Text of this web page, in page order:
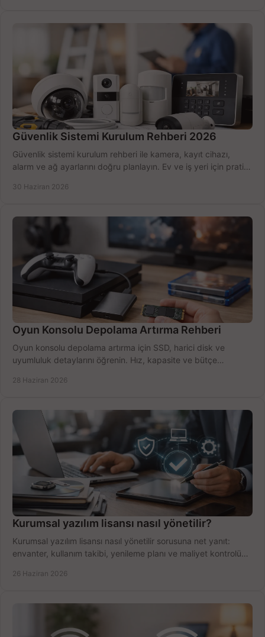
Güvenlik Sistemi Kurulum Rehberi 2026
Güvenlik sistemi kurulum rehberi ile kamera, kayıt cihazı,
alarm ve ağ ayarlarını doğru planlayın. Ev ve iş yeri için pratik
30 Haziran 2026
Oyun Konsolu Depolama Artırma Rehberi
Oyun konsolu depolama artırma için SSD, harici disk ve
uyumluluk detaylarını öğrenin. Hız, kapasite ve bütçe
28 Haziran 2026
Kurumsal yazılım lisansı nasıl yönetilir?
Kurumsal yazılım lisansı nasıl yönetilir sorusuna net yanıt:
envanter, kullanım takibi, yenileme planı ve maliyet kontrolü
26 Haziran 2026